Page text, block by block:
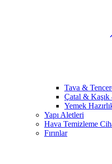
Tava &
Çatal & Kaşık
Yemek
Yapı Aletleri
Hava Temizleme
Fırınlar